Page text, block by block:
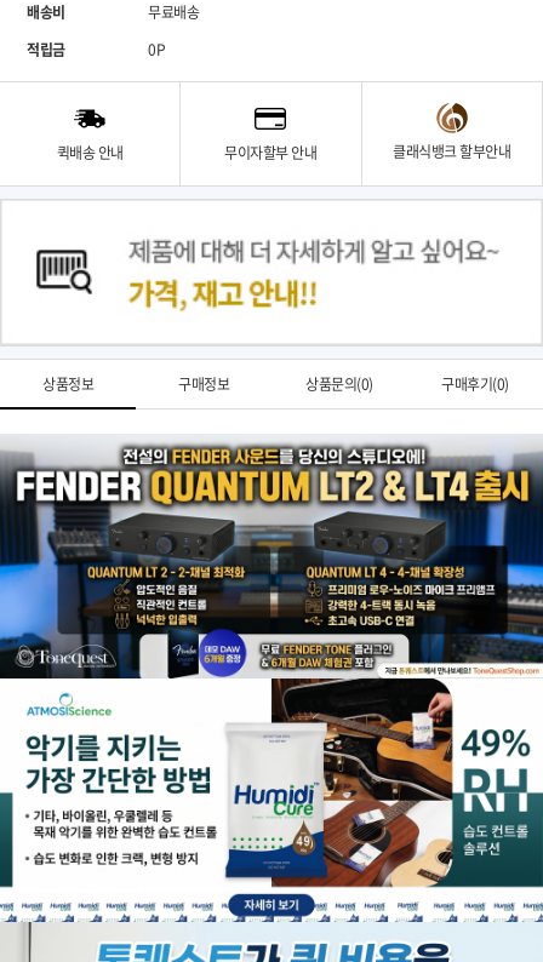
배송비
무료배송
적립금
0P
퀵배송 안내 무이자할부 안내 클래식뱅크 할부안내
상품정보 구매정보 상품문의(0) 구매후기(0)